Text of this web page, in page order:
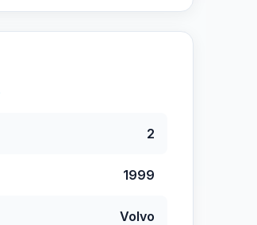
2
1999
Volvo